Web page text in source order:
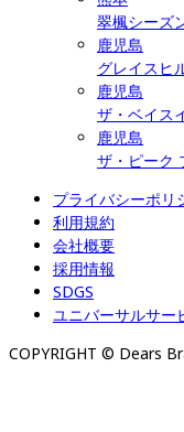
翠楓シーズ
鹿児島
グレイスヒ
鹿児島
ザ・ベイス
鹿児島
ザ・ピーク
プライバシーポリ
利用規約
会社概要
採用情報
SDGS
ユニバーサルサー
COPYRIGHT © Dears